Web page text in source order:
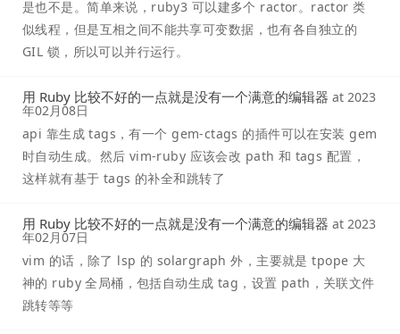
是也不是。简单来说，ruby3 可以建多个 ractor。ractor 类
似线程，但是互相之间不能共享可变数据，也有各自独立的
GIL 锁，所以可以并行运行。
用 Ruby 比较不好的一点就是没有一个满意的编辑器 at 2023
年02月08日
api 靠生成 tags，有一个 gem-ctags 的插件可以在安装 gem
时自动生成。然后 vim-ruby 应该会改 path 和 tags 配置，
这样就有基于 tags 的补全和跳转了
用 Ruby 比较不好的一点就是没有一个满意的编辑器 at 2023
年02月07日
vim 的话，除了 lsp 的 solargraph 外，主要就是 tpope 大
神的 ruby 全局桶，包括自动生成 tag，设置 path，关联文件
跳转等等